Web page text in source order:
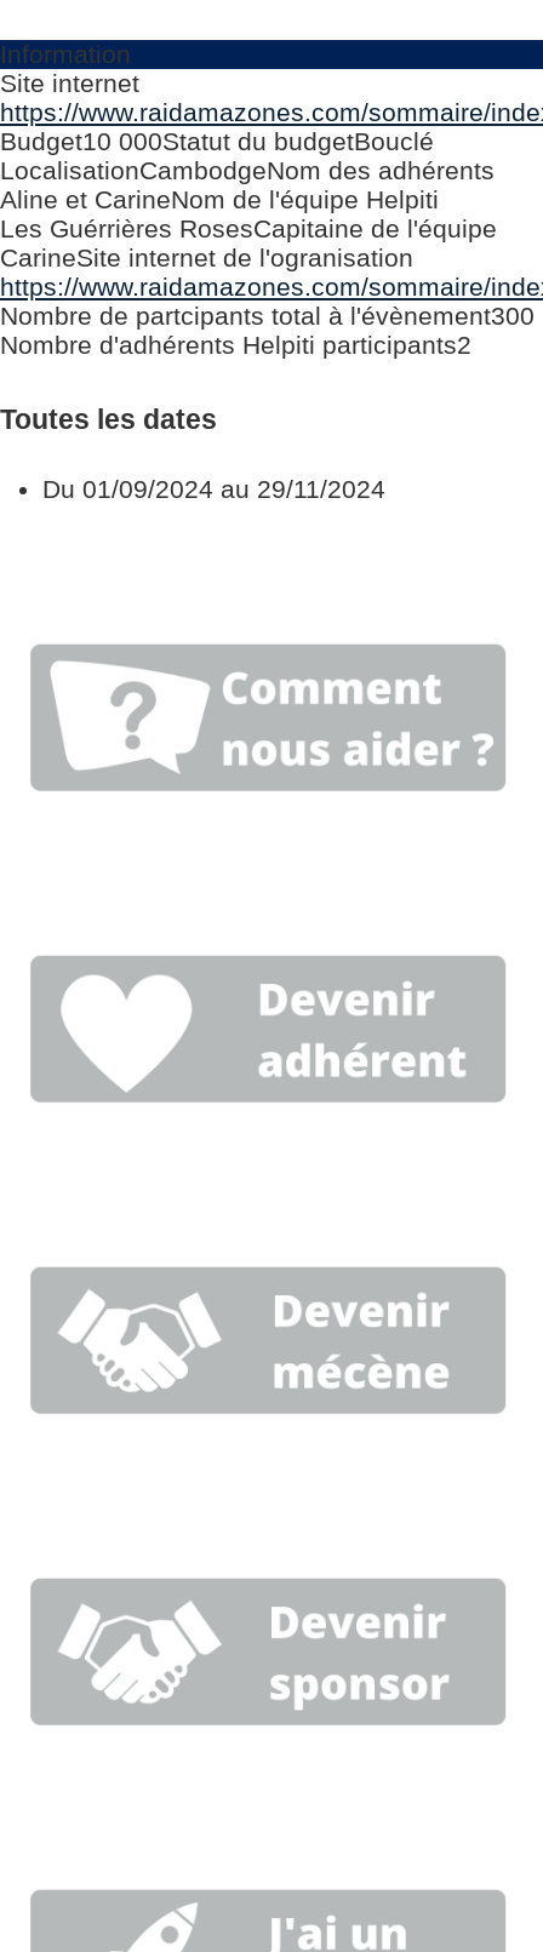
Information
Site internet
https://www.raidamazones.com/sommaire/
Budget10 000Statut du budgetBouclé
LocalisationCambodgeNom des adhérents
Aline et CarineNom de l'équipe Helpiti
Les Guérrières RosesCapitaine de l'équipe
CarineSite internet de l'ogranisation
https://www.raidamazones.com/sommaire/
Nombre de partcipants total à l'évènement300
Nombre d'adhérents Helpiti participants2
Toutes les dates
Du 01/09/2024 au 29/11/2024